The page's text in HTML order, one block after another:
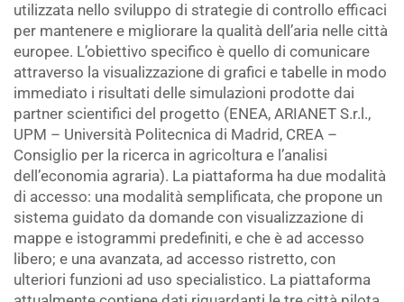
utilizzata nello sviluppo di strategie di controllo efficaci
per mantenere e migliorare la qualità dell’aria nelle città
europee. L’obiettivo specifico è quello di comunicare
attraverso la visualizzazione di grafici e tabelle in modo
immediato i risultati delle simulazioni prodotte dai
partner scientifici del progetto (ENEA, ARIANET S.r.l.,
UPM – Università Politecnica di Madrid, CREA –
Consiglio per la ricerca in agricoltura e l’analisi
dell’economia agraria). La piattaforma ha due modalità
di accesso: una modalità semplificata, che propone un
sistema guidato da domande con visualizzazione di
mappe e istogrammi predefiniti, e che è ad accesso
libero; e una avanzata, ad accesso ristretto, con
ulteriori funzioni ad uso specialistico. La piattaforma